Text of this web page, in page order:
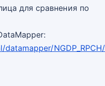
для сравнения по